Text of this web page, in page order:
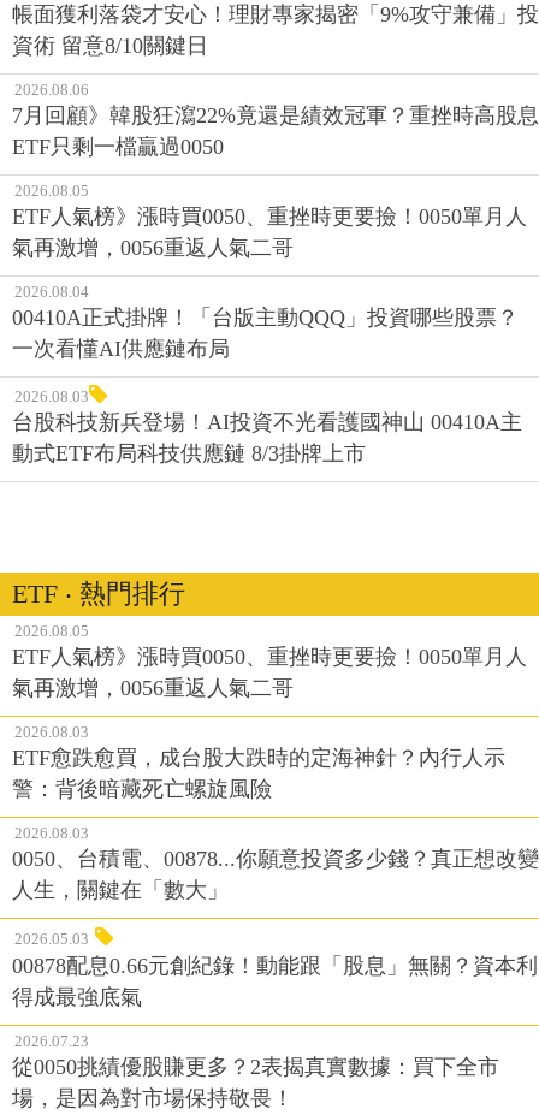
帳面獲利落袋才安心！理財專家揭密「9%攻守兼備」投
資術 留意8/10關鍵日
2026.08.06
7月回顧》韓股狂瀉22%竟還是績效冠軍？重挫時高股息
ETF只剩一檔贏過0050
2026.08.05
ETF人氣榜》漲時買0050、重挫時更要撿！0050單月人
氣再激增，0056重返人氣二哥
2026.08.04
00410A正式掛牌！「台版主動QQQ」投資哪些股票？
一次看懂AI供應鏈布局
2026.08.03
台股科技新兵登場！AI投資不光看護國神山 00410A主
動式ETF布局科技供應鏈 8/3掛牌上市
ETF ‧ 熱門排行
2026.08.05
ETF人氣榜》漲時買0050、重挫時更要撿！0050單月人
氣再激增，0056重返人氣二哥
2026.08.03
ETF愈跌愈買，成台股大跌時的定海神針？內行人示
警：背後暗藏死亡螺旋風險
2026.08.03
0050、台積電、00878...你願意投資多少錢？真正想改變
人生，關鍵在「數大」
2026.05.03
00878配息0.66元創紀錄！動能跟「股息」無關？資本利
得成最強底氣
2026.07.23
從0050挑績優股賺更多？2表揭真實數據：買下全市
場，是因為對市場保持敬畏！